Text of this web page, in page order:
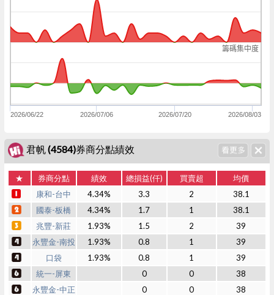
籌碼集中度
2026/06/22 2026/07/06 2026/07/20 2026/08/03
君帆 (4584)券商分點績效
★ 券商分點 績效 總損益(仟) 買賣超
均價
康和-台中
4.34% 3.3 2
38.1
國泰-板橋
4.34% 1.7 1
38.1
兆豐-新莊
1.93% 1.5 2
39
永豐金-南投
1.93% 0.8 1
39
口袋
1.93% 0.8 1
39
統一-屏東
0 0
38
永豐金-中正
0 0
38